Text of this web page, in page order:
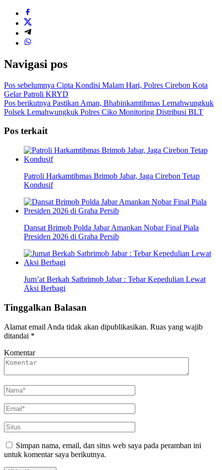
Navigasi pos
Pos sebelumnya Cipta Kondisi Malam Hari, Polres Cirebon Kota
Gelar Patroli KRYD
Pos berikutnya Pastikan Aman, Bhabinkamtibmas Lemahwungkuk
Polsek Lemahwungkuk Polres Ciko Monitoring Distribusi BLT
Pos terkait
Patroli Harkamtibmas Brimob Jabar, Jaga Cirebon Tetap
Kondusif
Dansat Brimob Polda Jabar Amankan Nobar Final Piala
Presiden 2026 di Graha Persib
Jum’at Berkah Satbrimob Jabar : Tebar Kepedulian Lewat
Aksi Berbagi
Tinggalkan Balasan
Alamat email Anda tidak akan dipublikasikan. Ruas yang wajib
ditandai *
Komentar
Simpan nama, email, dan situs web saya pada peramban ini
untuk komentar saya berikutnya.